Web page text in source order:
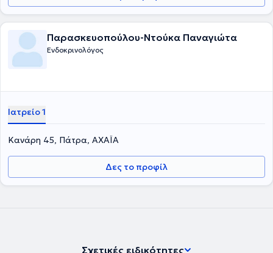
Παρασκευοπούλου-Ντούκα Παναγιώτα
Ενδοκρινολόγος
Ιατρείο 1
Κανάρη 45, Πάτρα, ΑΧΑΪΑ
Δες το προφίλ
Σχετικές ειδικότητες